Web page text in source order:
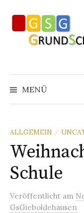
zum
Inhalt
MENÜ
ALLGEMEIN /
Schule
Veröffentlicht am
GsGieboldehausen